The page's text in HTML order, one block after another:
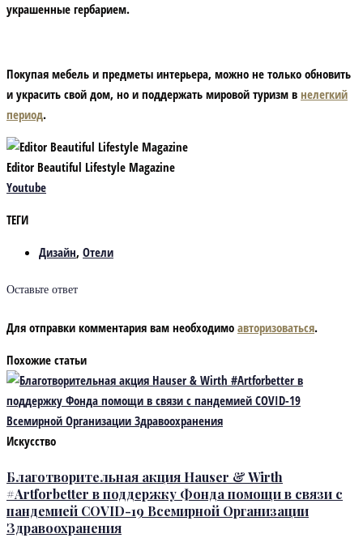
украшенные гербарием.
Покупая мебель и предметы интерьера, можно не только обновить
и украсить свой дом, но и поддержать мировой туризм в нелегкий
период.
Editor Beautiful Lifestyle Magazine
Youtube
ТЕГИ
Дизайн, Отели
Оставьте ответ
Для отправки комментария вам необходимо авторизоваться.
Похожие статьи
Искусство
Благотворительная акция Hauser & Wirth
#Artforbetter в поддержку Фонда помощи в связи с
пандемией COVID-19 Всемирной Организации
Здравоохранения